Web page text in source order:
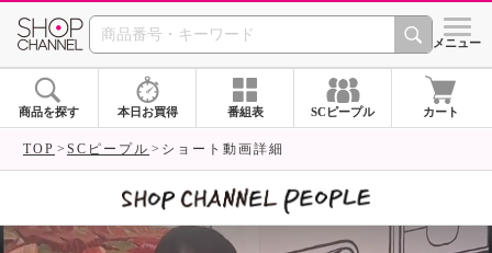
SHOP CHANNEL シメニュー
商品を探す 本日お買得 番組表 SCピープル カート
TOP SCピープル ショート動画詳細